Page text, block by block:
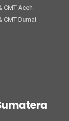
CMT Aceh
CMT Dumai